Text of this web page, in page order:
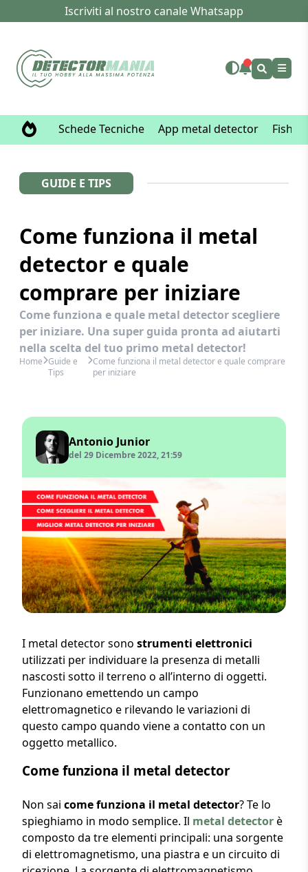
Iscriviti al nostro canale Whatsapp
Schede Tecniche App metal detector Fisher
GUIDE E TIPS
Come funziona il metal
detector e quale
comprare per iniziare
Come funziona e quale metal detector scegliere
per iniziare. Una super guida pronta ad aiutarti
nella scelta del tuo primo metal detector!
Home Guide e
Tips
Come funziona il metal detector e quale comprare
per iniziare
Antonio Junior
del 29 Dicembre 2022, 21:59
I metal detector sono strumenti elettronici
utilizzati per individuare la presenza di metalli
nascosti sotto il terreno o all’interno di oggetti.
Funzionano emettendo un campo
elettromagnetico e rilevando le variazioni di
questo campo quando viene a contatto con un
oggetto metallico.
Come funziona il metal detector
Non sai come funziona il metal detector? Te lo
spieghiamo in modo semplice. Il metal detectorè
composto da tre elementi principali: una sorgente
di elettromagnetismo, una piastra e un circuito di